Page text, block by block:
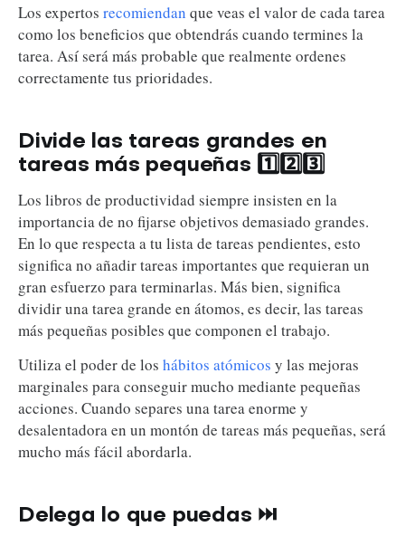
Los expertos recomiendan que veas el valor de cada tarea
como los beneficios que obtendrás cuando termines la
tarea. Así será más probable que realmente ordenes
correctamente tus prioridades.
Divide las tareas grandes en
tareas más pequeñas 1️⃣2️⃣3️⃣
Los libros de productividad siempre insisten en la
importancia de no fijarse objetivos demasiado grandes.
En lo que respecta a tu lista de tareas pendientes, esto
significa no añadir tareas importantes que requieran un
gran esfuerzo para terminarlas. Más bien, significa
dividir una tarea grande en átomos, es decir, las tareas
más pequeñas posibles que componen el trabajo.
Utiliza el poder de los hábitos atómicos y las mejoras
marginales para conseguir mucho mediante pequeñas
acciones. Cuando separes una tarea enorme y
desalentadora en un montón de tareas más pequeñas, será
mucho más fácil abordarla.
Delega lo que puedas ⏭